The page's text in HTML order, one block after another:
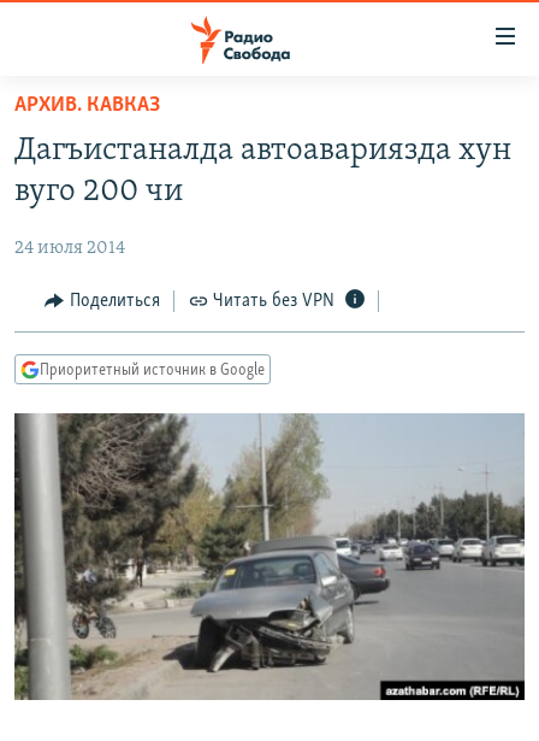
упрощенного
доступа
Вернуться
основному
Вернутся
главной
навигации
Вернутся
поиску
ПОДКАСТЫ
АВТОРСКИЕ ПРОЕКТЫ
ЦИТАТЫ СВОБОДЫ
МНЕНИЯ
IDEL.РЕАЛИИ
КАВКАЗ.РЕАЛИИ
СЕВЕР.РЕАЛИИ
СИБИРЬ.РЕАЛИИ
РАСПИСАНИЕ ВЕЩАНИЯ
ПОДПИШИТЕСЬ НА РАССЫЛКУ
СОЦИАЛЬНЫЕ СЕТИ
АРХИВ. КАВКАЗ
Дагъистаналда автоавариязда хун
вуго 200 чи
24 июля 2014
Поделиться Читать без VPN
Приоритетный источник в Google